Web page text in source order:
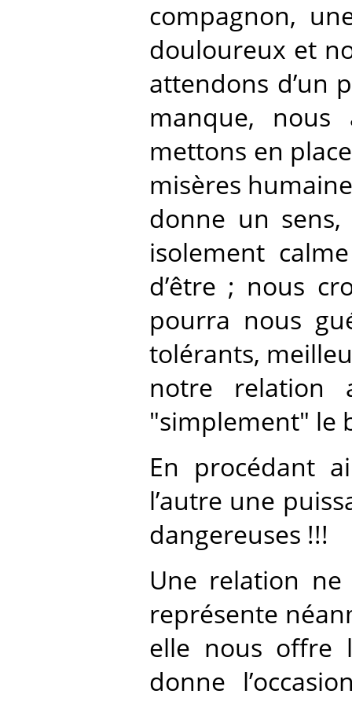
compagnon,
douloureux et
attendons d’un
manque,
mettons en
misères
donne un
isolement
d’être ; nous
pourra nous
tolérants,
notre relation
"simplement" le
En procédant
l’autre une
dangereuses !!!
Une relation
représente
elle nous offre
donne